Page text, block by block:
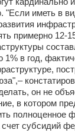
иметь в
примерно 12-
1% в год,
он не
в котором
полноценное
субсидий